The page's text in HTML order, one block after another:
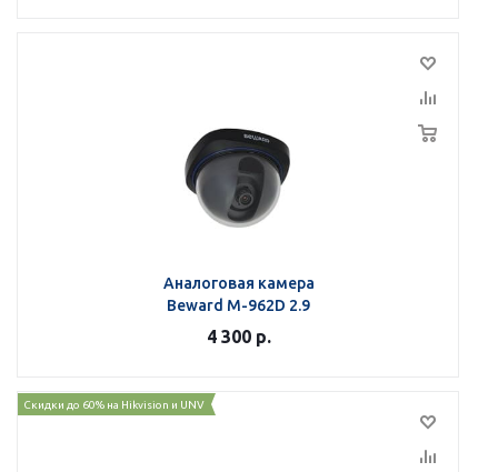
Аналоговая камера
Beward M-962D 2.9
4 300р.
Скидки до 60% на Hikvision и UNV